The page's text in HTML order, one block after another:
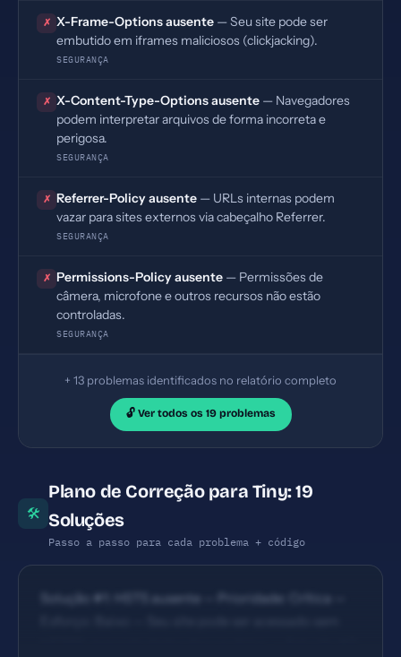
✗ X-Frame-Options ausente — Seu site pode ser
embutido em iframes maliciosos (clickjacking).
SEGURANÇA
✗ X-Content-Type-Options ausente — Navegadores
podem interpretar arquivos de forma incorreta e
perigosa.
SEGURANÇA
✗ Referrer-Policy ausente — URLs internas podem
vazar para sites externos via cabeçalho Referrer.
SEGURANÇA
✗ Permissions-Policy ausente — Permissões de
câmera, microfone e outros recursos não estão
controladas.
SEGURANÇA
+ 13 problemas identificados no relatório completo
🔓 Ver todos os 19 problemas
🛠
Plano de Correção para Tiny: 19
Soluções
Passo a passo para cada problema + código
Solução #1: HSTS ausente — Prioridade: Crítica —